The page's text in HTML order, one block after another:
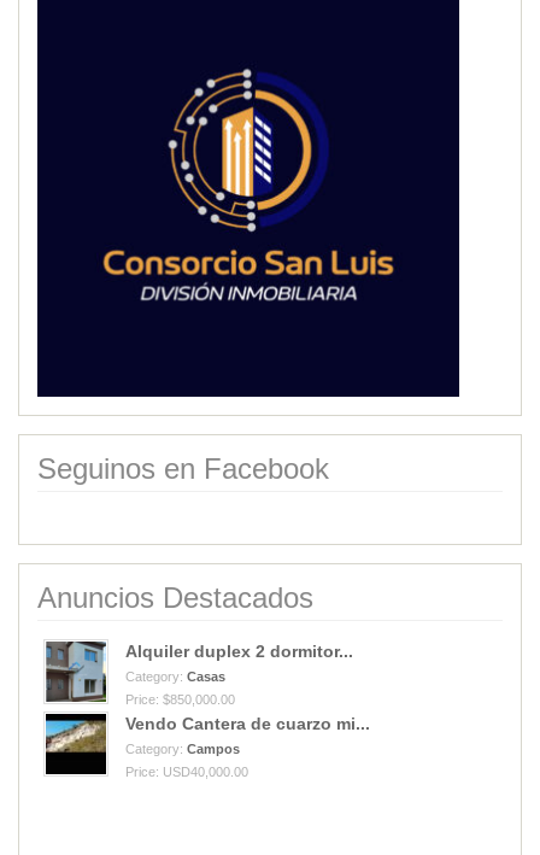
Seguinos en Facebook
Anuncios Destacados
Alquiler duplex 2 dormitor...
Category: Casas
Price: $850,000.00
Vendo Cantera de cuarzo mi...
Category: Campos
Price: USD40,000.00